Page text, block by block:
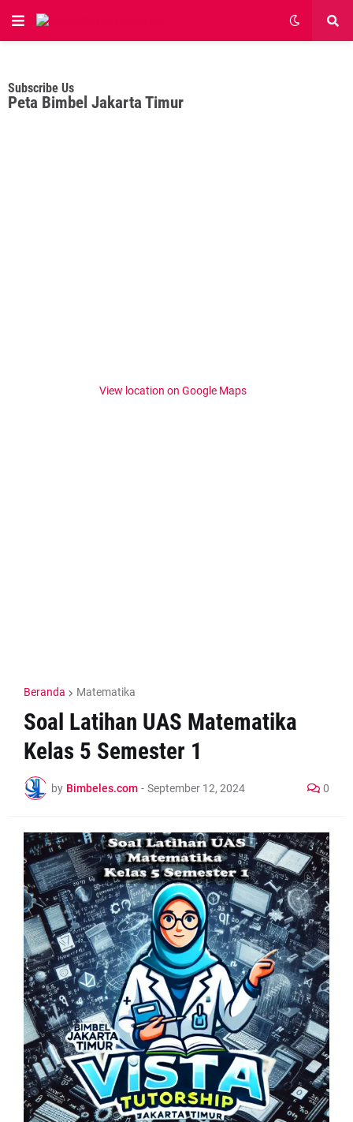
Subscribe Us
Peta Bimbel Jakarta Timur
View location on Google Maps
Beranda Matematika
Soal Latihan UAS Matematika
Kelas 5 Semester 1
by Bimbeles.com - September 12, 2024 0